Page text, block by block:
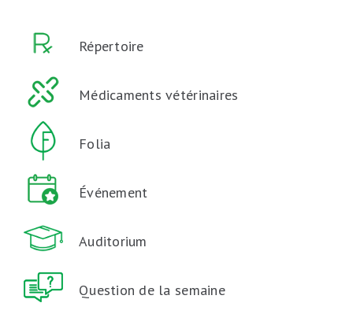
Répertoire
Médicaments vétérinaires
Folia
Événement
Auditorium
Question de la semaine